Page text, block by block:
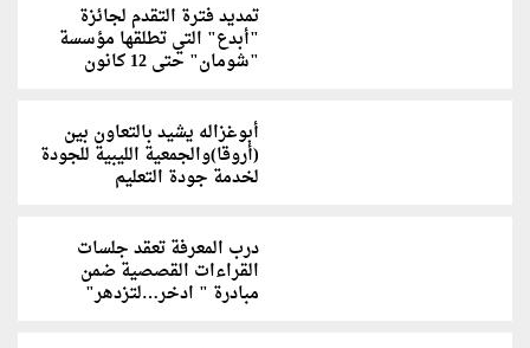
تمديد فترة التقدم لجائزة
"أبدع" التي تطلقها مؤسسة
"شومان" حتى 12 كانون
أبوغزاله يشيد بالتعاون بين
(أروقا)والجمعية الليبية للجودة
لخدمة جودة التعليم
درب المعرفة تعقد جلسات
القراءات القصصية ضمن
مبادرة " ادخر…لتزدهر"